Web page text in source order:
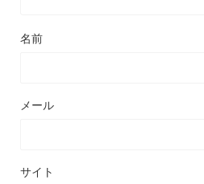
名前
メール
サイト